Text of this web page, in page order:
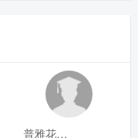
普雅花qya